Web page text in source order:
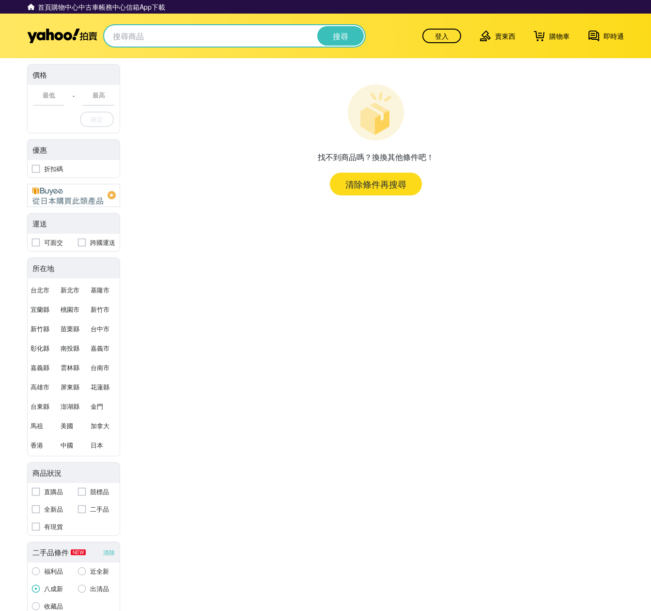
首頁購物中心中古車帳務中心信箱App下載
Yahoo拍賣 搜尋 登入 賣東西 購物車 即時通
價格
-
確定
優惠
折扣碼
運送
可面交 跨國運送
所在地
台北市 新北市 基隆市
宜蘭縣 桃園市 新竹市
新竹縣 苗栗縣 台中市
彰化縣 南投縣 嘉義市
嘉義縣 雲林縣 台南市
高雄市 屏東縣 花蓮縣
台東縣 澎湖縣 金門
馬祖 美國 加拿大
香港 中國 日本
商品狀況
直購品
競標品
全新品
二手品
有現貨
二手品條件 NEW 清除
福利品
近全新
八成新
出清品
收藏品
找不到商品嗎？換換其他條件吧！
清除條件再搜尋